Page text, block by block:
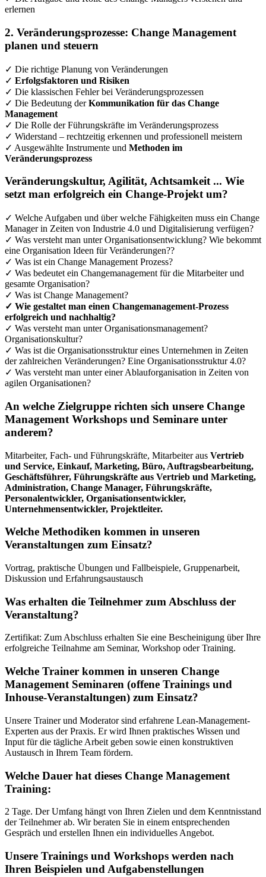
erlernen
2. Veränderungsprozesse: Change Management
planen und steuern
✓ Die richtige Planung von Veränderungen
✓ Erfolgsfaktoren und Risiken
✓ Die klassischen Fehler bei Veränderungsprozessen
✓ Die Bedeutung derKommunikation für das Change
Management
✓ Die Rolle der Führungskräfte im Veränderungsprozess
✓ Widerstand – rechtzeitig erkennen und professionell meistern
✓ Ausgewählte Instrumente und Methoden im
Veränderungsprozess
Veränderungskultur, Agilität, Achtsamkeit ... Wie
setzt man erfolgreich ein Change-Projekt um?
✓ Welche Aufgaben und über welche Fähigkeiten muss ein Change
Manager in Zeiten von Industrie 4.0 und Digitalisierung verfügen?
✓ Was versteht man unter Organisationsentwicklung? Wie bekommt
eine Organisation Ideen für Veränderungen??
✓ Was ist ein Change Management Prozess?
✓ Was bedeutet ein Changemanagement für die Mitarbeiter und
gesamte Organisation?
✓ Was ist Change Management?
✓ Wie gestaltet man einen Changemanagement-Prozess
erfolgreich und nachhaltig?
✓ Was versteht man unter Organisationsmanagement?
Organisationskultur?
✓ Was ist die Organisationsstruktur eines Unternehmen in Zeiten
der zahlreichen Veränderungen? Eine Organisationsstruktur 4.0?
✓ Was versteht man unter einer Ablauforganisation in Zeiten von
agilen Organisationen?
An welche Zielgruppe richten sich unsere Change
Management Workshops und Seminare unter
anderem?
Mitarbeiter, Fach- und Führungskräfte, Mitarbeiter aus Vertrieb
und Service, Einkauf, Marketing, Büro, Auftragsbearbeitung,
Geschäftsführer, Führungskräfte aus Vertrieb und Marketing,
Administration, Change Manager, Führungskräfte,
Personalentwickler, Organisationsentwickler,
Unternehmensentwickler, Projektleiter.
Welche Methodiken kommen in unseren
Veranstaltungen zum Einsatz?
Vortrag, praktische Übungen und Fallbeispiele, Gruppenarbeit,
Diskussion und Erfahrungsaustausch
Was erhalten die Teilnehmer zum Abschluss der
Veranstaltung?
Zertifikat: Zum Abschluss erhalten Sie eine Bescheinigung über Ihre
erfolgreiche Teilnahme am Seminar, Workshop oder Training.
Welche Trainer kommen in unseren Change
Management Seminaren (offene Trainings und
Inhouse-Veranstaltungen) zum Einsatz?
Unsere Trainer und Moderator sind erfahrene Lean-Management-
Experten aus der Praxis. Er wird Ihnen praktisches Wissen und
Input für die tägliche Arbeit geben sowie einen konstruktiven
Austausch in Ihrem Team fördern.
Welche Dauer hat dieses Change Management
Training:
2 Tage. Der Umfang hängt von Ihren Zielen und dem Kenntnisstand
der Teilnehmer ab. Wir beraten Sie in einem entsprechenden
Gespräch und erstellen Ihnen ein individuelles Angebot.
Unsere Trainings und Workshops werden nach
Ihren Beispielen und Aufgabenstellungen